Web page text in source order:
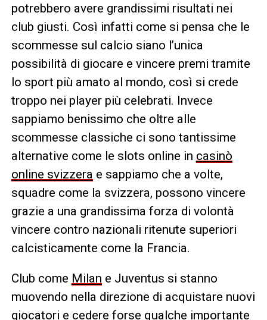
potrebbero avere grandissimi risultati nei
club giusti. Così infatti come si pensa che le
scommesse sul calcio siano l’unica
possibilità di giocare e vincere premi tramite
lo sport più amato al mondo, così si crede
troppo nei player più celebrati. Invece
sappiamo benissimo che oltre alle
scommesse classiche ci sono tantissime
alternative come le slots online in casinò
online svizzera e sappiamo che a volte,
squadre come la svizzera, possono vincere
grazie a una grandissima forza di volontà
vincere contro nazionali ritenute superiori
calcisticamente come la Francia.
Club come Milan e Juventus si stanno
muovendo nella direzione di acquistare nuovi
giocatori e cedere forse qualche importante